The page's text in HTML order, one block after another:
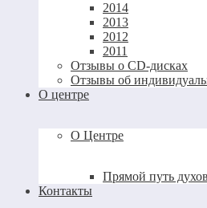
2014
2013
2012
2011
Отзывы о CD-дисках
Отзывы об
О центре
О Центре
Прямой путь
Контакты